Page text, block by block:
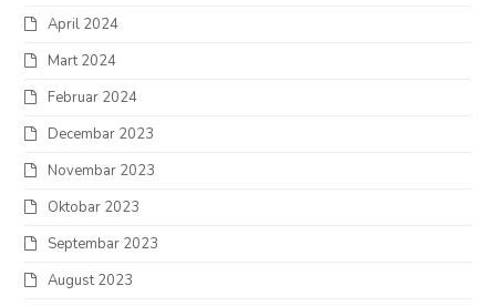
April 2024
Mart 2024
Februar 2024
Decembar 2023
Novembar 2023
Oktobar 2023
Septembar 2023
August 2023